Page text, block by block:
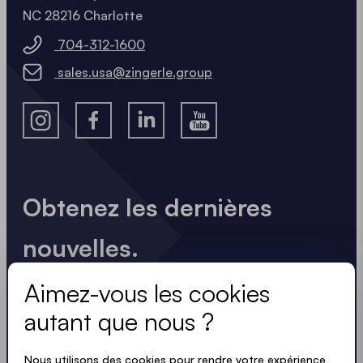
Obtenez les dernières
nouvelles.
Toujours à jour. Pas de spam ! Nous sommes brefs
et percutants. Tout comme nos tentes.
NC 28216 Charlotte
704-312-1600
sales.usa@zingerle.group
Aimez-vous les cookies
autant que nous ?
Nous utilisons des cookies pour rendre votre expérience